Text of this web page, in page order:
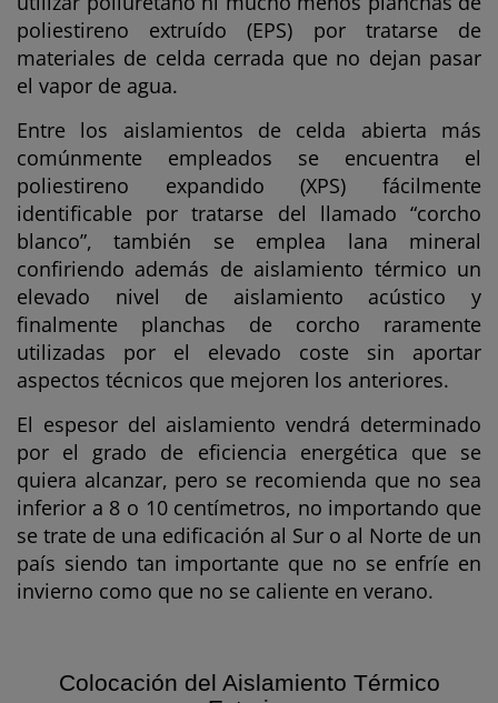
poliestireno extruído (EPS) por tratarse de
materiales de celda cerrada que no dejan pasar
el vapor de agua.
Entre los aislamientos de celda abierta más
comúnmente empleados se encuentra el
poliestireno expandido (XPS) fácilmente
identificable por tratarse del llamado “corcho
blanco”, también se emplea lana mineral
confiriendo además de aislamiento térmico un
elevado nivel de aislamiento acústico y
finalmente planchas de corcho raramente
utilizadas por el elevado coste sin aportar
aspectos técnicos que mejoren los anteriores.
El espesor del aislamiento vendrá determinado
por el grado de eficiencia energética que se
quiera alcanzar, pero se recomienda que no sea
inferior a 8 o 10 centímetros, no importando que
se trate de una edificación al Sur o al Norte de un
país siendo tan importante que no se enfríe en
invierno como que no se caliente en verano.
Colocación del Aislamiento Térmico